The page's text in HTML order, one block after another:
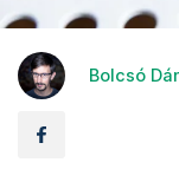
Bolcsó